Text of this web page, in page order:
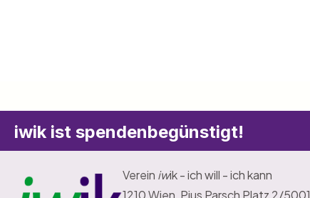
iwik ist spendenbegünstigt!
Verein iwik - ich will - ich kann
1210 Wien, Pius Parsch Platz 2/5001